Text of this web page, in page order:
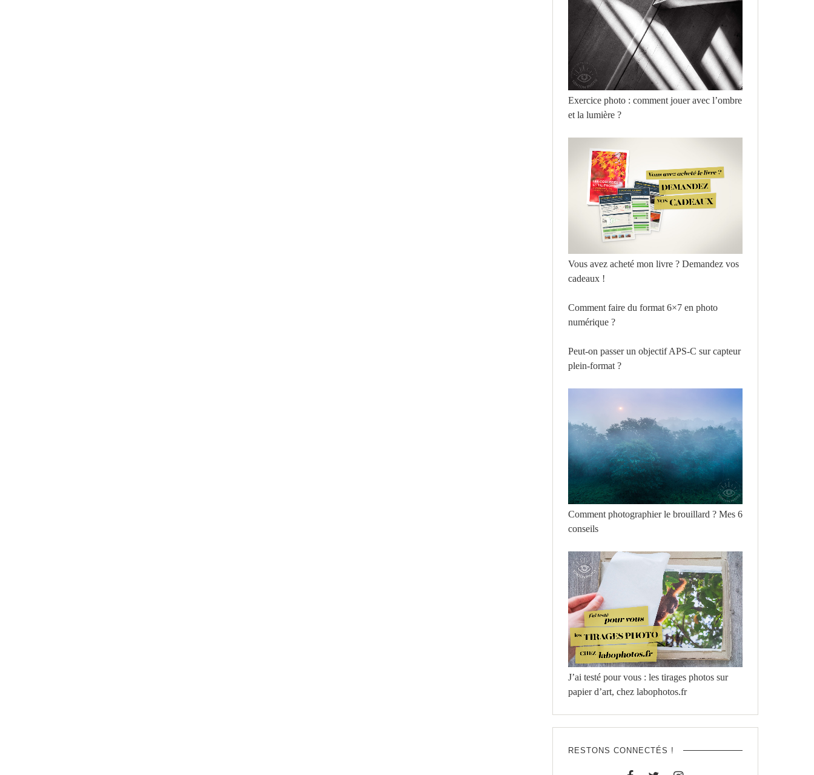
Exercice photo : comment jouer avec l’ombre
et la lumière ?
Vous avez acheté mon livre ? Demandez vos
cadeaux !
Comment faire du format 6×7 en photo
numérique ?
Peut-on passer un objectif APS-C sur capteur
plein-format ?
Comment photographier le brouillard ? Mes 6
conseils
J’ai testé pour vous : les tirages photos sur
papier d’art, chez labophotos.fr
RESTONS CONNECTÉS !